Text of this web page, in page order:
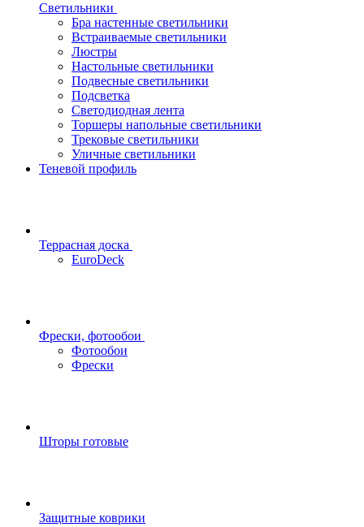
Светильники
Бра настенные светильники
Встраиваемые светильники
Люстры
Настольные светильники
Подвесные светильники
Подсветка
Светодиодная лента
Торшеры напольные светильники
Трековые светильники
Уличные светильники
Теневой профиль
Террасная доска
EuroDeck
Фрески, фотообои
Фотообои
Фрески
Шторы готовые
Защитные коврики